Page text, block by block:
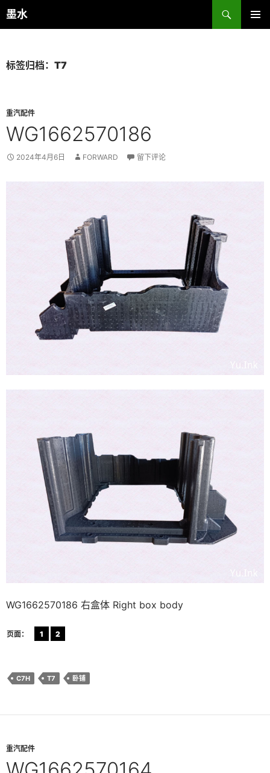
跳
至
墨水
搜
索
标签归档：T7
重汽配件
WG1662570186
2024年4月6日 FORWARD 留下评论
WG1662570186 右盒体 Right box body
页面： 1 2
C7H T7 卧铺
重汽配件